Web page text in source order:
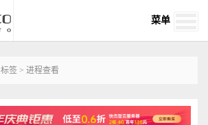
菜单
签 > 进程查看